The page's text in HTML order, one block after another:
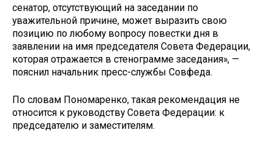
сенатор, отсутствующий на заседании по
уважительной причине, может выразить свою
позицию по любому вопросу повестки дня в
заявлении на имя председателя Совета Федерации,
которая отражается в стенограмме заседания», —
пояснил начальник пресс-службы Совфеда.
По словам Пономаренко, такая рекомендация не
относится к руководству Совета Федерации: к
председателю и заместителям.